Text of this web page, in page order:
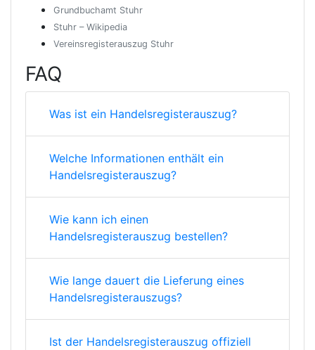
Grundbuchamt Stuhr
Stuhr – Wikipedia
Vereinsregisterauszug Stuhr
FAQ
Was ist ein Handelsregisterauszug?
Welche Informationen enthält ein
Handelsregisterauszug?
Wie kann ich einen
Handelsregisterauszug bestellen?
Wie lange dauert die Lieferung eines
Handelsregisterauszugs?
Ist der Handelsregisterauszug offiziell